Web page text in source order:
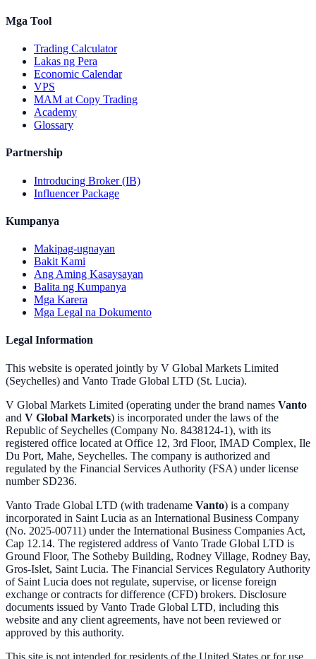
Mga Tool
Trading Calculator
Lakas ng Pera
Economic Calendar
VPS
MAM at Copy Trading
Academy
Glossary
Partnership
Introducing Broker (IB)
Influencer Package
Kumpanya
Makipag-ugnayan
Bakit Kami
Ang Aming Kasaysayan
Balita ng Kumpanya
Mga Karera
Mga Legal na Dokumento
Legal Information
This website is operated jointly by V Global Markets Limited
(Seychelles) and Vanto Trade Global LTD (St. Lucia).
V Global Markets Limited (operating under the brand names Vanto
and V Global Markets) is incorporated under the laws of the
Republic of Seychelles (Company No. 8438124-1), with its
registered office located at Office 12, 3rd Floor, IMAD Complex, Ile
Du Port, Mahe, Seychelles. The company is authorized and
regulated by the Financial Services Authority (FSA) under license
number SD236.
Vanto Trade Global LTD (with tradename Vanto) is a company
incorporated in Saint Lucia as an International Business Company
(No. 2025-00711) under the International Business Companies Act,
Cap 12.14. The registered address of Vanto Trade Global LTD is
Ground Floor, The Sotheby Building, Rodney Village, Rodney Bay,
Gros-Islet, Saint Lucia. The Financial Services Regulatory Authority
of Saint Lucia does not regulate, supervise, or license foreign
exchange or contracts for difference (CFD) brokers. Disclosure
documents issued by Vanto Trade Global LTD, including this
website and any client agreements, have not been reviewed or
approved by this authority.
This site is not intended for residents of the United States or for use